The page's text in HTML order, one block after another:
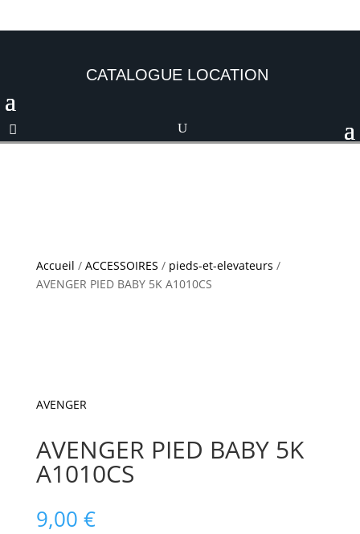
CATALOGUE LOCATION
Accueil / ACCESSOIRES / pieds-et-elevateurs /
AVENGER PIED BABY 5K A1010CS
AVENGER
AVENGER PIED BABY 5K
A1010CS
9,00 €